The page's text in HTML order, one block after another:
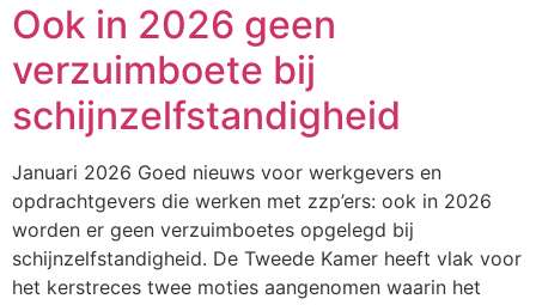
Ook in 2026 geen
verzuimboete bij
schijnzelfstandigheid
Januari 2026 Goed nieuws voor werkgevers en
opdrachtgevers die werken met zzp’ers: ook in 2026
worden er geen verzuimboetes opgelegd bij
schijnzelfstandigheid. De Tweede Kamer heeft vlak voor
het kerstreces twee moties aangenomen waarin het